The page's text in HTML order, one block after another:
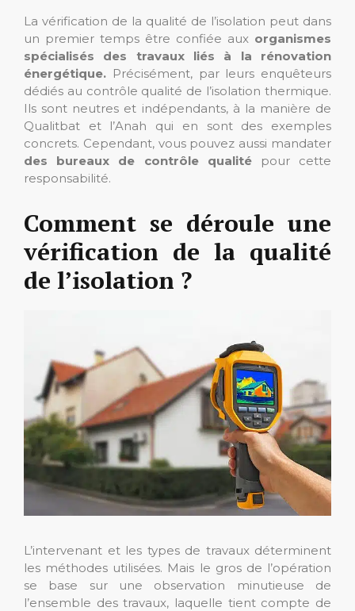
La vérification de la qualité de l’isolation peut dans
un premier temps être confiée aux organismes
spécialisés des travaux liés à la rénovation
énergétique. Précisément, par leurs enquêteurs
dédiés au contrôle qualité de l’isolation thermique.
Ils sont neutres et indépendants, à la manière de
Qualitbat et l’Anah qui en sont des exemples
concrets. Cependant, vous pouvez aussi mandater
des bureaux de contrôle qualité pour cette
responsabilité.
Comment se déroule une
vérification de la qualité
de l’isolation ?
L’intervenant et les types de travaux déterminent
les méthodes utilisées. Mais le gros de l’opération
se base sur une observation minutieuse de
l’ensemble des travaux, laquelle tient compte de